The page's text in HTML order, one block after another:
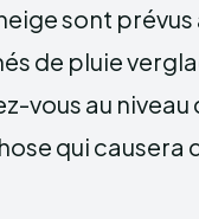
sont prévus
de pluie
vous au
qui causera